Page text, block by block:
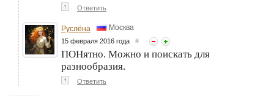
↑ Ответить
Руслёна Москва
15 февраля 2016 года #
ПОНятно. Можно и поискать для
разнообразия.
↑ Ответить